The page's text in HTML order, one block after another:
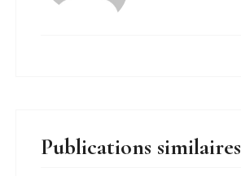
Publications similaires